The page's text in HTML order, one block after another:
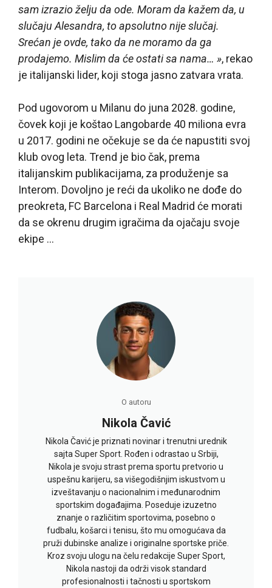
sam izrazio želju da ode. Moram da kažem da, u
slučaju Alesandra, to apsolutno nije slučaj.
Srećan je ovde, tako da ne moramo da ga
prodajemo. Mislim da će ostati sa nama… », rekao
je italijanski lider, koji stoga jasno zatvara vrata.
Pod ugovorom u Milanu do juna 2028. godine,
čovek koji je koštao Langobarde 40 miliona evra
u 2017. godini ne očekuje se da će napustiti svoj
klub ovog leta. Trend je bio čak, prema
italijanskim publikacijama, za produženje sa
Interom. Dovoljno je reći da ukoliko ne dođe do
preokreta, FC Barcelona i Real Madrid će morati
da se okrenu drugim igračima da ojačaju svoje
ekipe …
O autoru
Nikola Čavić
Nikola Čavić je priznati novinar i trenutni urednik
sajta Super Sport. Rođen i odrastao u Srbiji,
Nikola je svoju strast prema sportu pretvorio u
uspešnu karijeru, sa višegodišnjim iskustvom u
izveštavanju o nacionalnim i međunarodnim
sportskim događajima. Poseduje izuzetno
znanje o različitim sportovima, posebno o
fudbalu, košarci i tenisu, što mu omogućava da
pruži dubinske analize i originalne sportske priče.
Kroz svoju ulogu na čelu redakcije Super Sport,
Nikola nastoji da održi visok standard
profesionalnosti i tačnosti u sportskom